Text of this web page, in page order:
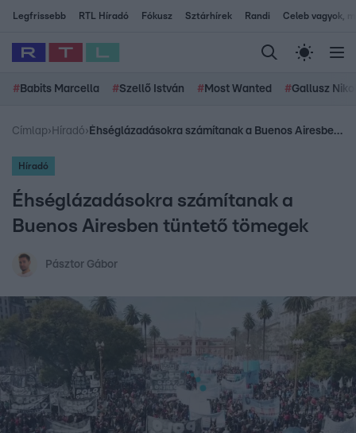
Legfrissebb RTL Híradó Fókusz Sztárhírek Randi Celeb vagyok,
# Babits Marcella #Szellő István # Most Wanted #Gallusz
Címlap› Híradó› Éhséglázadásokra számítanak a Buenos Airesben tüntető tömegek
Híradó
Éhséglázadásokra számítanak a
Buenos Airesben tüntető tömegek
Pásztor Gábor